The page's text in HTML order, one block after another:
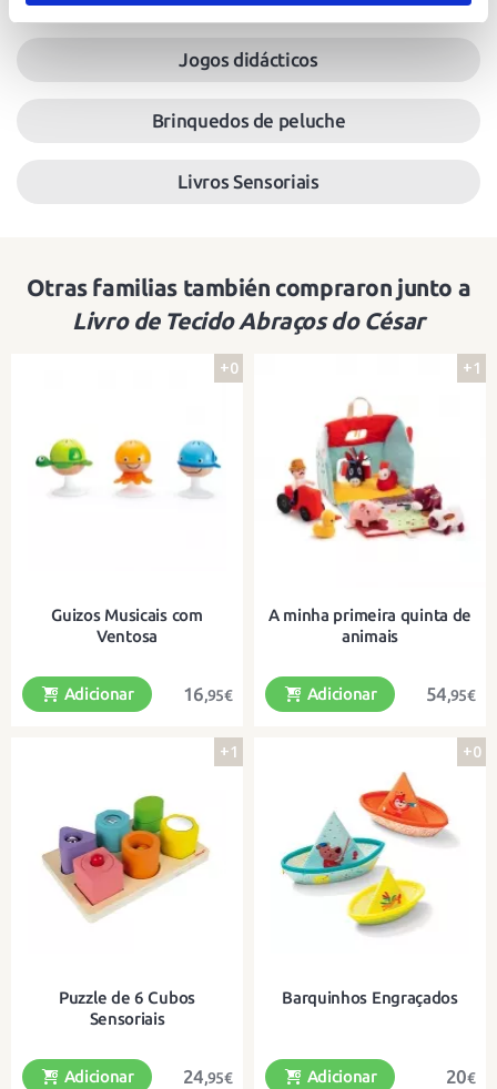
Jogos didácticos
Brinquedos de peluche
Livros Sensoriais
Otras familias también compraron junto a
Livro de Tecido Abraços do César
Guizos Musicais com
Ventosa
16,95€
Adicionar
3 guizos e 3 sons diferentes!
+0
A minha primeira quinta de
animais
54,95€
Adicionar
Brincar à quinta com pequenos
animais de peluche
+1
Puzzle de 6 Cubos
Sensoriais
24,95€
Adicionar
+1
Barquinhos Engraçados
20€
Adicionar
+0